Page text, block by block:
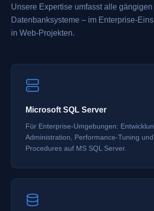
Unsere Expertise umfasst alle
Datenbanksysteme – im Enterprise-
in Web-Projekten.
Microsoft SQL Server
Für Enterprise-Umgebungen:
Administration, Performance-Tuning
Procedures auf MS SQL Server.